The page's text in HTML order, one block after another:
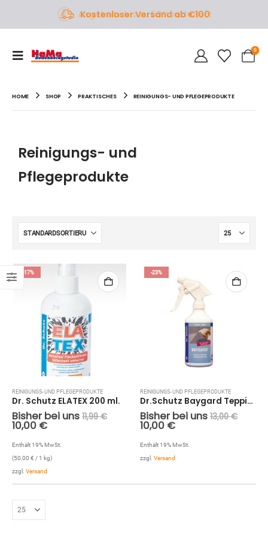
Kostenloser Versand ab €100
Angebote bis zu 50% reduziert
0
HOME SHOP PRAKTISCHES REINIGUNGS- UND PFLEGEPRODUKTE
Reinigungs- und
Pflegeprodukte
-17%
REINIGUNGS- UND PFLEGEPRODUKTE
Dr. Schutz ELATEX 200 ml.
Bisher bei uns 11,99€
10,00 €
Enthält 19% MwSt.
(50,00 € / 1 kg)
zzgl. Versand
-23%
REINIGUNGS- UND PFLEGEPRODUKTE
Dr.Schutz Baygard Teppichschutz (Imprägnierung) 500 ml.
Bisher bei uns 13,00€
10,00 €
Enthält 19% MwSt.
zzgl. Versand